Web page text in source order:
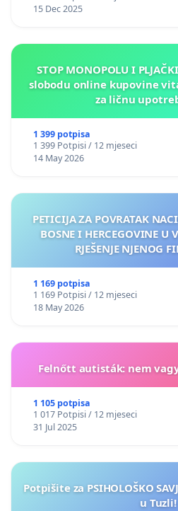
15 Dec 2025
STOP MONOPOLU I
slobodu online kupovine
za ličnu
1 399 potpisa
1 399 Potpisi / 12 mjeseci
14 May 2026
PETICIJA ZA POVRATAK
BOSNE I HERCEGOVINE U
RJEŠENJE NJENOG
1 169 potpisa
1 169 Potpisi / 12 mjeseci
18 May 2026
Felnőtt autisták: nem
1 105 potpisa
1 017 Potpisi / 12 mjeseci
31 Jul 2025
Potpišite za PSIHOLOŠKO
u Tuzli!